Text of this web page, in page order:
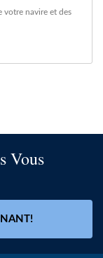
votre navire et des
Vous